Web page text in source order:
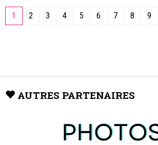
1 2 3 4 5 6 7 8 9
AUTRES PARTENAIRES